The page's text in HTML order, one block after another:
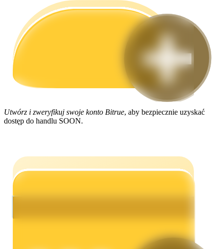
Strategie handlowe
Utwórz i zweryfikuj swoje konto Bitrue, aby bezpiecznie uzyskać
dostęp do handlu SOON.